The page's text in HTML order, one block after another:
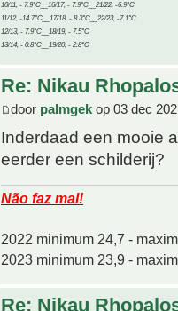
10/11, - 7.9°C__16/17, - 7.9°C__21/22, -6.9°C
11/12, -14.7°C__17/18, - 8.3°C__22/23, -7.1°C
12/13, - 7.9°C__18/19, - 7.5°C
13/14, - 0.8°C__19/20, - 2.8°C
Re: Nikau
door palmgek op 03 dec
Inderdaad een mooie
eerder een schilderij?
Não faz mal!
2022 minimum 24,7 -
2023 minimum 23,9 -
Re: Nikau